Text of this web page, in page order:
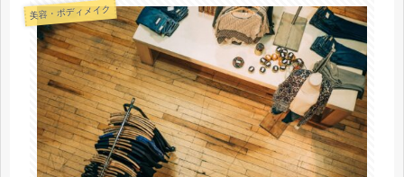
美容・ボディメイク